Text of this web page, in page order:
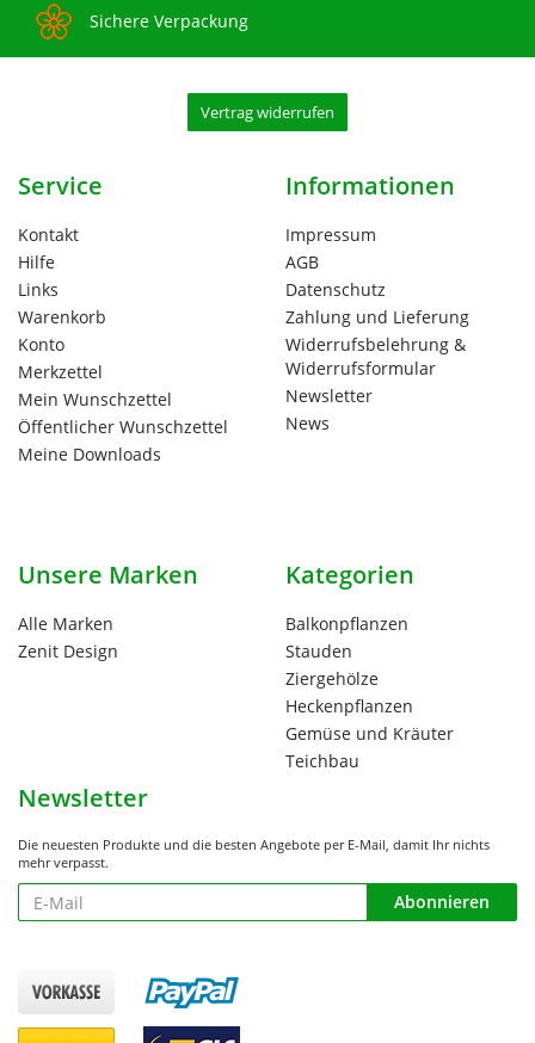
Sichere Verpackung
Vertrag widerrufen
Service
Kontakt
Hilfe
Links
Warenkorb
Konto
Merkzettel
Mein Wunschzettel
Öffentlicher Wunschzettel
Meine Downloads
Informationen
Impressum
AGB
Datenschutz
Zahlung und Lieferung
Widerrufsbelehrung &
Widerrufsformular
Newsletter
News
Unsere Marken
Alle Marken
Zenit Design
Kategorien
Balkonpflanzen
Stauden
Ziergehölze
Heckenpflanzen
Gemüse und Kräuter
Teichbau
Newsletter
Die neuesten Produkte und die besten Angebote per E-Mail, damit Ihr nichts
mehr verpasst.
Newsletter Abonnieren